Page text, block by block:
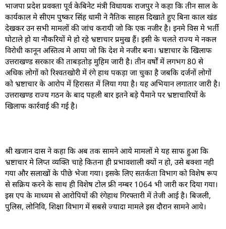
भाजपा प्रदेश प्रवक्ता पूर्व केबिनेट मंत्री विधायक राजपुर ने कहा कि तीन साल के
कार्यकाल मे सीएम पुष्कर सिंह धामी ने नैतिक साहस दिखाते हुए बिना काल खंड
देखकर उन सभी मामलों की जांच करायी जो कि एक नजीर है। इनमे विस मे भर्ती
घोटाले हो या नौकरियों मे हो रहे भ्रष्टाचार प्रमुख हैं। इसी के चलते राज्य मे नकल
विरोधी कानून अस्तित्व मे आया जो कि देश मे नजीर बना। भ्रष्टाचार के खिलाफ
उत्तराखण्ड सरकार की ताबड़तोड़ मुहिम जारी है। तीन वर्षों में लगभग 80 से
अधिक लोगों को रिश्वतखोरी में रंगे हाथ पकड़ा जा चुका है जबकि दर्जनों लोगों
को भ्रष्टाचार के आरोप में हिरासत में लिया गया है। यह अभियान लगातार जारी है।
उत्तराखण्ड राज्य गठन के बाद पहली बार इतने बड़े पैमाने पर भ्रष्टाचारियों के
खिलाफ कार्रवाई की गई है।
श्री खजान दास ने कहा कि अब तक सामने आये मामलों मे यह साफ हुआ कि
भ्रष्टाचार मे लिप्त व्यक्ति चाहे कितना ही प्रभावशाली क्यों न हो, उसे बक्शा नही
गया और सलाखों के पीछे भेजा गया। इसके लिए सतर्कता विभाग को विशेष रूप
से सक्रिय करने के साथ ही विशेष टोल फ्री नम्बर 1064 भी जारी कर दिया गया।
इस एप के माध्यम से आरोपियों की रंगेहाथ गिरफ्तारी में तेजी आई है। बिजली,
पुलिस, लोनिवि, शिक्षा विभाग में सबसे ज्यादा मामले इस दौरान सामने आये।